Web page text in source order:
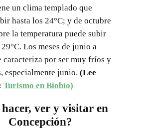
un clima templado que
hasta los 24°C; y de octubre
la temperatura puede subir
Los meses de junio a
caracteriza por ser muy fríos y
especialmente junio. (Lee
Turismo en Biobío)
hacer, ver y visitar en
Concepción?